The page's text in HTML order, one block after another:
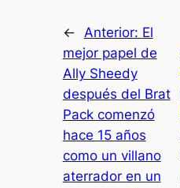
← Anterior: El
mejor papel de
Ally Sheedy
después del Brat
Pack comenzó
hace 15 años
como un villano
aterrador en un